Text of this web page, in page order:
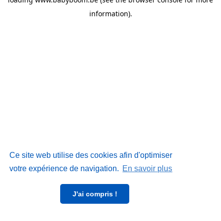
Ce site web utilise des cookies afin d'optimiser
votre expérience de navigation. En savoir plus
J'ai compris !
information).